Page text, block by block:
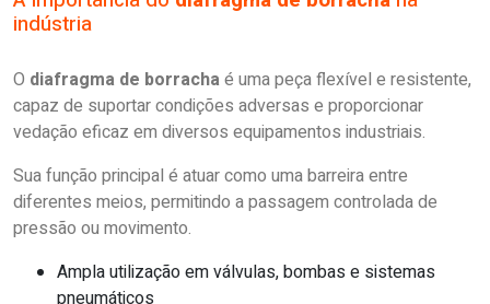
indústria
O diafragma de borrachaé uma peça flexível e resistente,
capaz de suportar condições adversas e proporcionar
vedação eficaz em diversos equipamentos industriais.
Sua função principal é atuar como uma barreira entre
diferentes meios, permitindo a passagem controlada de
pressão ou movimento.
Ampla utilização em válvulas, bombas e sistemas
pneumáticos